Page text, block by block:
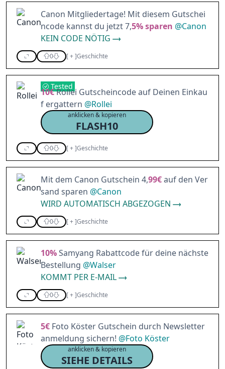
Canon Mitgliedertage! Mit diesem Gutschei
ncode kannst du jetzt 7,5%sparen @Canon
KEIN CODE NÖTIG
0 [+]Geschichte
Tested
10€Rollei Gutscheincode auf Deinen Einkau
f ergattern @Rollei
anklicken & kopieren
FLASH10
0 [+]Geschichte
Mit dem Canon Gutschein 4,99€auf den Ver
sand sparen @Canon
WIRD AUTOMATISCH ABGEZOGEN
0 [+]Geschichte
10%Samyang Rabattcode für deine nächste
Bestellung @Walser
KOMMT PER E-MAIL
0 [+]Geschichte
5€ Foto Köster Gutschein durch Newsletter
anmeldung sichern! @Foto Köster
anklicken & kopieren
SIEHE DETAILS